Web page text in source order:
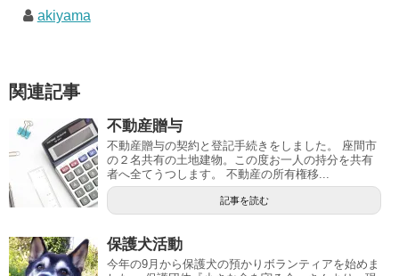
akiyama
関連記事
不動産贈与
不動産贈与の契約と登記手続きをしました。 座間市
の２名共有の土地建物。この度お一人の持分を共有
者へ全てうつします。 不動産の所有権移...
記事を読む
保護犬活動
今年の9月から保護犬の預かりボランティアを始めま